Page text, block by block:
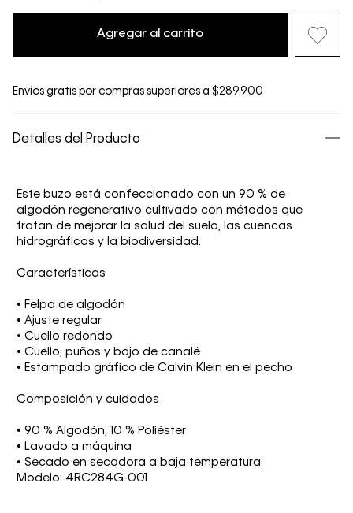
Agregar al carrito
Envíos gratis por compras superiores a $289.900
Detalles del Producto
Este buzo está confeccionado con un 90 % de
algodón regenerativo cultivado con métodos que
tratan de mejorar la salud del suelo, las cuencas
hidrográficas y la biodiversidad.
Características
• Felpa de algodón
• Ajuste regular
• Cuello redondo
• Cuello, puños y bajo de canalé
• Estampado gráfico de Calvin Klein en el pecho
Composición y cuidados
• 90 % Algodón, 10 % Poliéster
• Lavado a máquina
• Secado en secadora a baja temperatura
Modelo: 4RC284G-001